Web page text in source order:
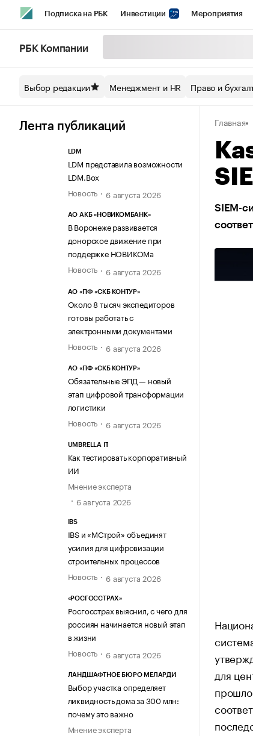
Подписка на РБК Инвестиции Мероприятия
Спецпроекты СПб Конференции СПб
Технологии и медиа Рынок наличной
РБК Компании
Выбор редакции Менеджмент и HR Право и
Лента публикаций
LDM
LDM представила возможности
LDM.Box
Новость
6 августа 2026
АО АКБ «НОВИКОМБАНК»
В Воронеже развивается
донорское движение при
поддержке НОВИКОМа
Новость
6 августа 2026
АО «ПФ «СКБ КОНТУР»
Около 8 тысяч экспедиторов
готовы работать с
электронными документами
Новость
6 августа 2026
АО «ПФ «СКБ КОНТУР»
Обязательные ЭПД — новый
этап цифровой трансформации
логистики
Новость
6 августа 2026
UMBRELLA IT
Как тестировать корпоративный
ИИ
Мнение эксперта
6 августа 2026
IBS
IBS и «МСтрой» объединят
усилия для цифровизации
строительных процессов
Новость
6 августа 2026
«РОСГОССТРАХ»
Росгосстрах выяснил, с чего для
россиян начинается новый этап
в жизни
Новость
6 августа 2026
ЛАНДШАФТНОЕ БЮРО МЕЛАРДИ
Выбор участка определяет
ликвидность дома за 300 млн:
почему это важно
Мнение эксперта
Главная
SIEM-
для